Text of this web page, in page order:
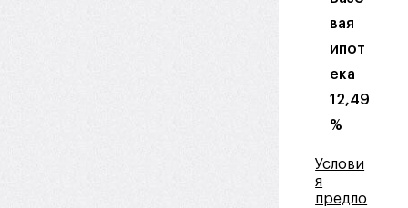
вая
ипот
ека
12,49
%
Услови
я
предло